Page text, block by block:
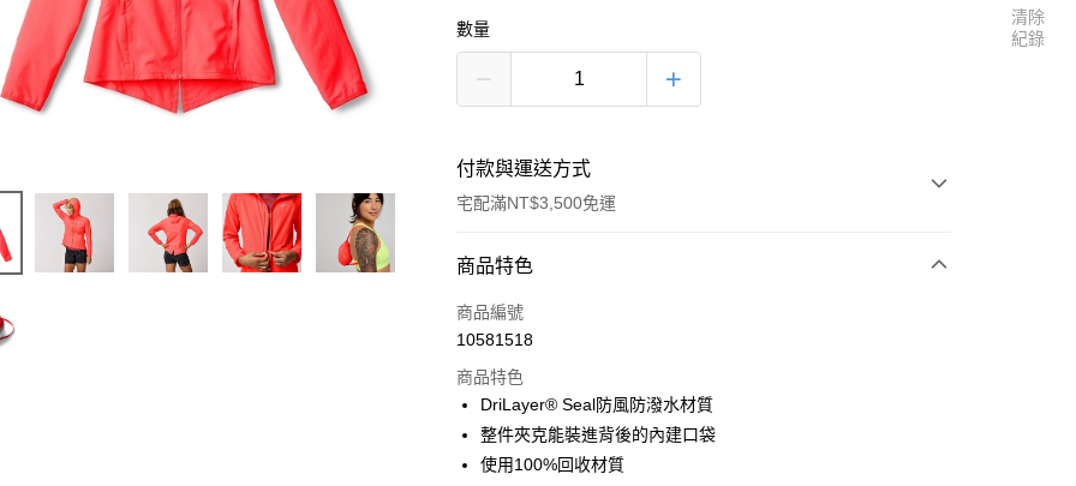
數量
付款與運送方式
宅配滿NT$3,500免運
付款方式
信用卡一次付款
運送方式
宅配
商品特色
商品編號
10581518
商品特色
DriLayer® Seal防風防潑水材質
整件夾克能裝進背後的內建口袋
使用100%回收材質
清除
紀錄